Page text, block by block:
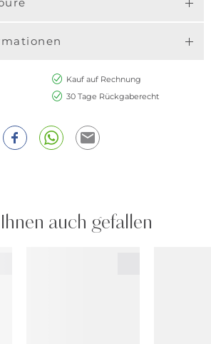
Kauf auf Rechnung
30 Tage Rückgaberecht
auch gefallen